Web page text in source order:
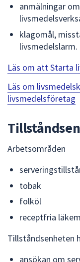
anmälningar
klagomål,
livsmedelslarm.
Läs om att Starta
Läs om
livsmedelsföretag
Arbetsområden
tobak
folköl
receptfria
Tillståndsenheten
ansökan om